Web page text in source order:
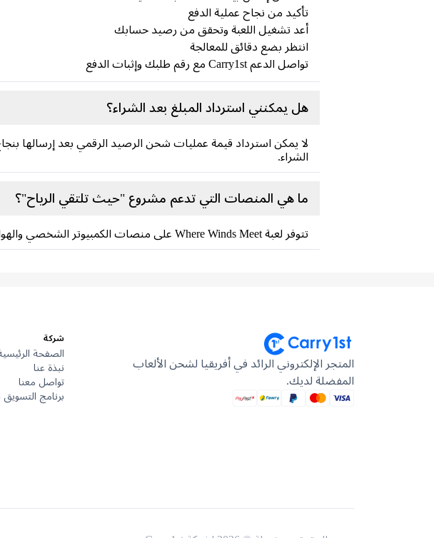
تأكيد من نجاح عملية الدفع
أعد تشغيل اللعبة وتحقق من رصيد حسابك
انتظر بضع دقائق للمعالجة
تواصل الدعم Carry1st مع رقم طلبك وإثبات الدفع
هل يمكنني استرداد المبلغ بعد الشراء؟
لا يمكن استرداد قيمة عمليات شحن الرصيد الرقمي بعد إرسالها
الشراء.
ما هي المنصات التي تدعم مشروع "حيث تلتقي الرياح"؟
تتوفر لعبة Where Winds Meet على منصات الكمبيوتر الشخصي والهواتف المحمولة المدعومة، وذلك رهناً بتوفرها في المناطق المختلفة وإصدارات الناشرين.
المتجر الإلكتروني الرائد في أفريقيا لشحن الألعاب
المفضلة لديك.
شركة
الصفحة
نبذة عنا
تواصل معنا
برنامج التسويق